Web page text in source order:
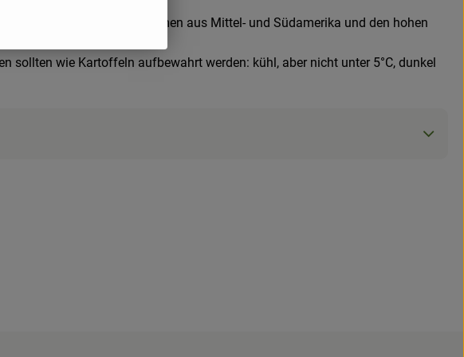
Heimat, denn beide kommen aus Mittel- und Südamerika und den hohen
sollten wie Kartoffeln aufbewahrt werden: kühl, aber nicht unter 5°C, dunkel